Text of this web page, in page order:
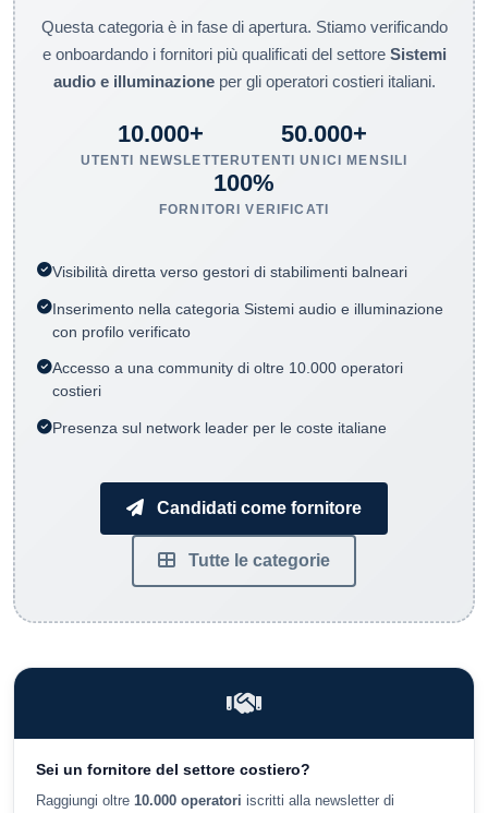
Questa categoria è in fase di apertura. Stiamo verificando
e onboardando i fornitori più qualificati del settore Sistemi
audio e illuminazioneper gli operatori costieri italiani.
10.000+
UTENTI NEWSLETTER
50.000+
UTENTI UNICI MENSILI
100%
FORNITORI VERIFICATI
Visibilità diretta verso gestori di stabilimenti balneari
Inserimento nella categoria Sistemi audio e illuminazione
con profilo verificato
Accesso a una community di oltre 10.000 operatori
costieri
Presenza sul network leader per le coste italiane
Candidati come fornitore
Tutte le categorie
Sei un fornitore del settore costiero?
Raggiungi oltre 10.000 operatori iscritti alla newsletter di